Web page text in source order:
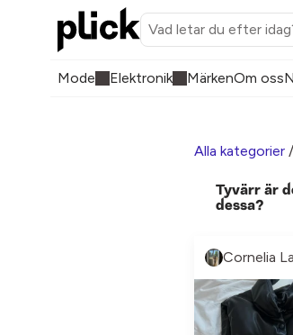
Mode Elektronik MärkenOm oss
Alla kategorier /
Tyvärr är
dessa?
Cornelia